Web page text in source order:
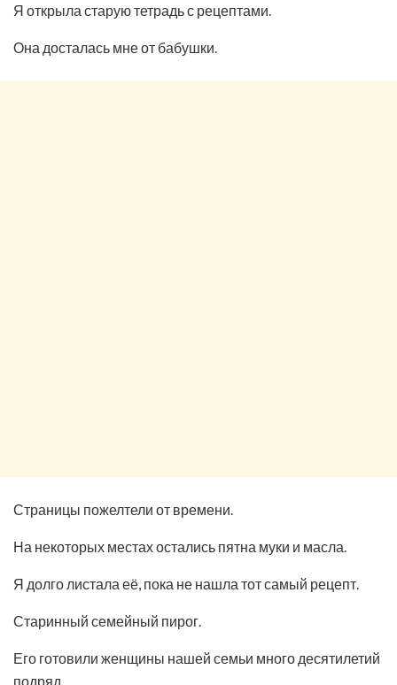
Я открыла старую тетрадь с рецептами.
Она досталась мне от бабушки.
Страницы пожелтели от времени.
На некоторых местах остались пятна муки и масла.
Я долго листала её, пока не нашла тот самый рецепт.
Старинный семейный пирог.
Его готовили женщины нашей семьи много десятилетий
подряд.